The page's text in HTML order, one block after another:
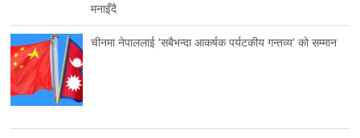
मनाइँदै
चीनमा नेपाललाई ‘सबैभन्दा आकर्षक पर्यटकीय गन्तव्य’ को सम्मान